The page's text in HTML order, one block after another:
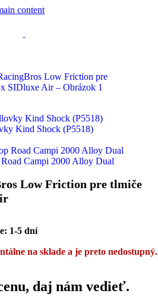
content
Kind Shock (P5518)
Campi 2000 Alloy Dual
Low Friction pre tlmiče
1-5 dní
na sklade a je preto nedostupný.
daj nám vedieť.